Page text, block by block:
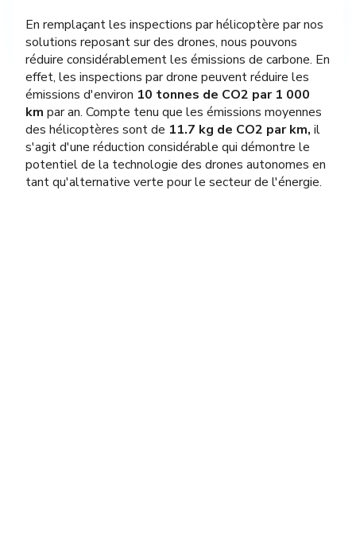
En remplaçant les inspections par hélicoptère par nos
solutions reposant sur des drones, nous pouvons
réduire considérablement les émissions de carbone. En
effet, les inspections par drone peuvent réduire les
émissions d'environ 10 tonnes de CO2 par 1 000
km par an. Compte tenu que les émissions moyennes
des hélicoptères sont de 11.7 kg de CO2 par km, il
s'agit d'une réduction considérable qui démontre le
potentiel de la technologie des drones autonomes en
tant qu'alternative verte pour le secteur de l'énergie.